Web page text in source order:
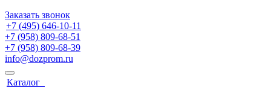
Заказать звонок
+7 (495) 646-10-11
+7 (958) 809-68-51
+7 (958) 809-68-39
info@dozprom.ru
Каталог